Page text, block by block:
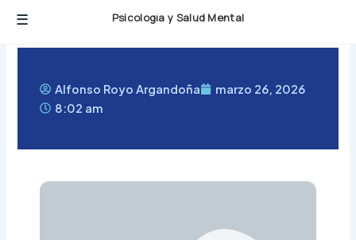
Psicología y Salud Mental
contenido
Alfonso Royo Argandoña
marzo 26, 2026
8:02 am